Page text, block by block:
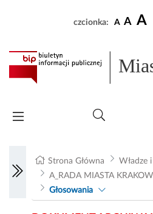
czcionka: A A A
Strona Główna
Władze
A_RADA MIASTA
Głosowania